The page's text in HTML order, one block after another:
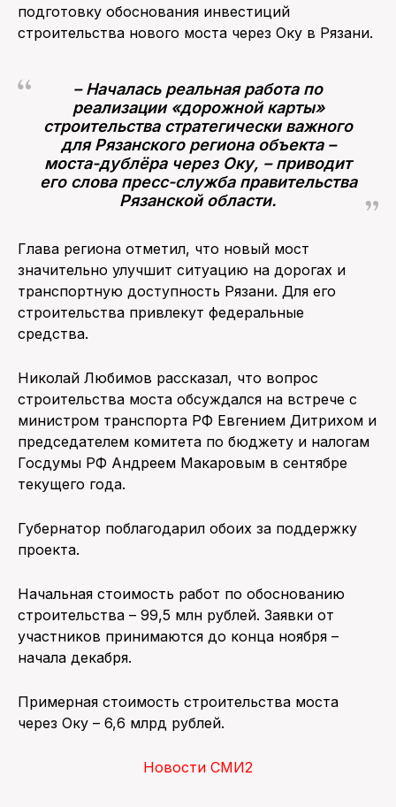
подготовку обоснования инвестиций
строительства нового моста через Оку в Рязани.
– Началась реальная работа по
реализации «дорожной карты»
строительства стратегически важного
для Рязанского региона объекта –
моста-дублёра через Оку, – приводит
его слова пресс-служба правительства
Рязанской области.
Глава региона отметил, что новый мост
значительно улучшит ситуацию на дорогах и
транспортную доступность Рязани. Для его
строительства привлекут федеральные
средства.
Николай Любимов рассказал, что вопрос
строительства моста обсуждался на встрече с
министром транспорта РФ Евгением Дитрихом и
председателем комитета по бюджету и налогам
Госдумы РФ Андреем Макаровым в сентябре
текущего года.
Губернатор поблагодарил обоих за поддержку
проекта.
Начальная стоимость работ по обоснованию
строительства – 99,5 млн рублей. Заявки от
участников принимаются до конца ноября –
начала декабря.
Примерная стоимость строительства моста
через Оку – 6,6 млрд рублей.
Новости СМИ2